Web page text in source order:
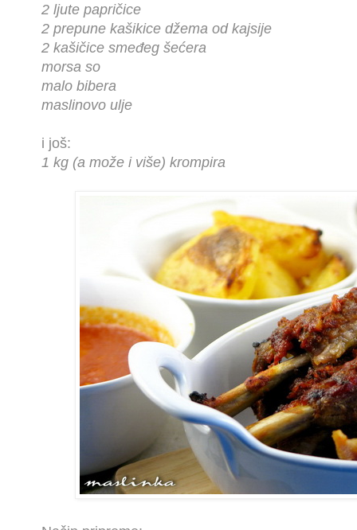
2 ljute papričice
2 prepune kašikice džema od kajsije
2 kašičice smeđeg šećera
morsa so
malo bibera
maslinovo ulje
i još:
1 kg (a može i više) krompira